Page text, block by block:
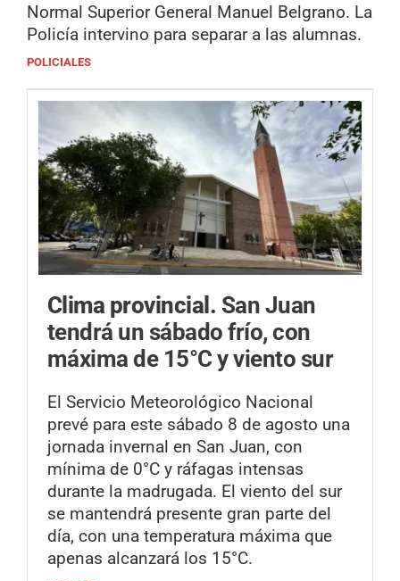
Normal Superior General Manuel Belgrano. La
Policía intervino para separar a las alumnas.
POLICIALES
Clima provincial. San Juan
tendrá un sábado frío, con
máxima de 15°C y viento sur
El Servicio Meteorológico Nacional
prevé para este sábado 8 de agosto una
jornada invernal en San Juan, con
mínima de 0°C y ráfagas intensas
durante la madrugada. El viento del sur
se mantendrá presente gran parte del
día, con una temperatura máxima que
apenas alcanzará los 15°C.